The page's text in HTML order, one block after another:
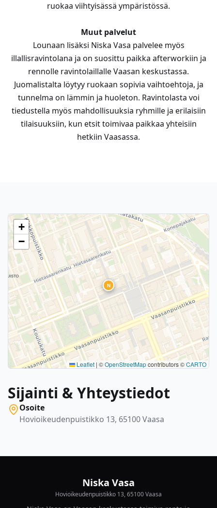
ruokaa viihtyisässä ympäristössä.
Muut palvelut
Lounaan lisäksi Niska Vasa palvelee myös
illallisravintolana ja on suosittu paikka afterworkiin ja
rennolle ravintolaillalle Vaasan keskustassa.
Juomalistalta löytyy ruokaan sopivia vaihtoehtoja, ja
tunnelma on lämmin ja huoleton. Ravintolasta voi
tiedustella myös mahdollisuuksia ryhmille ja erilaisiin
tilaisuuksiin, kun etsit toimivaa paikkaa yhteisiin
hetkiin Vaasassa.
N
+
−
Leaflet | ©OpenStreetMapcontributors ©CARTO
Sijainti & Yhteystiedot
Osoite
Hovioikeudenpuistikko 13, 65100 Vaasa
Niska Vasa
Hovioikeudenpuistikko 13, 65100 Vaasa